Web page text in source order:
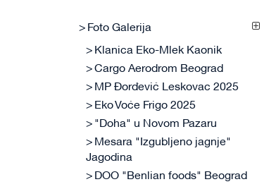
Foto Galerija
Klanica Eko-Mlek Kaonik
Cargo Aerodrom Beograd
MP Đorđević Leskovac 2025
Eko Voće Frigo 2025
"Doha" u Novom Pazaru
Mesara "Izgubljeno jagnje"
Jagodina
DOO "Benlian foods" Beograd